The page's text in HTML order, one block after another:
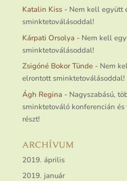
Katalin Kiss- Nem kell együtt
sminktetoválásoddal!
Kárpati Orsolya - Nem kell
sminktetoválásoddal!
Zsigóné Bokor Tünde- Nem
elrontott sminktetoválásoddal!
Ágh Regina - Nagyszabású,
sminktetováló konferencián
részt!
ARCHÍVUM
2019. április
2019. január